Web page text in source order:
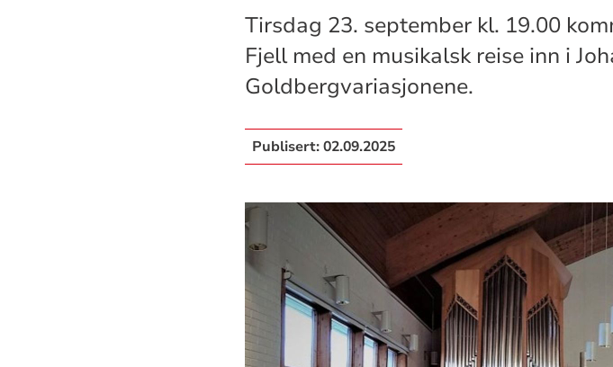
Tirsdag 23. september kl. 19.00
Fjell med en musikalsk reise inn i
Goldbergvariasjonene.
Publisert:02.09.2025